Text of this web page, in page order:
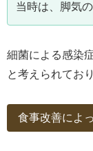
当時は、脚気
細菌による感染
と考えられてお
食事改善によ